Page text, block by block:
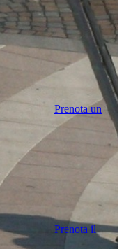
Prenota un
Prenota il